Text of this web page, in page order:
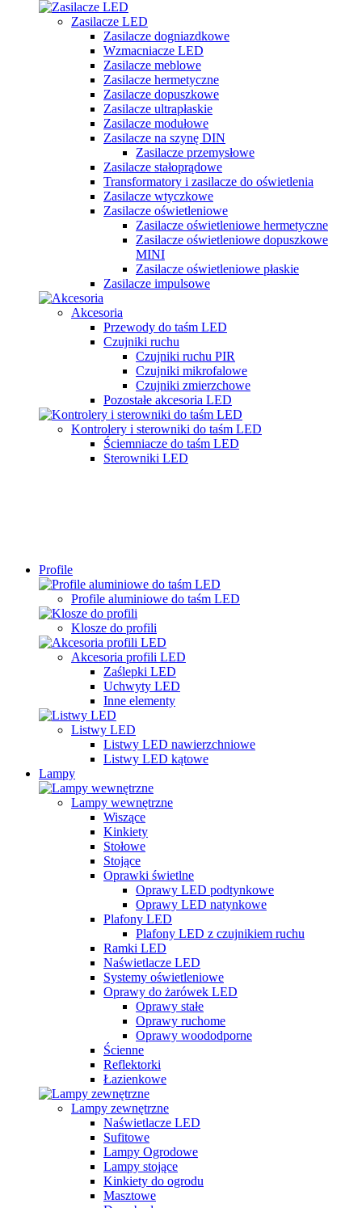
Zasilacze LED
Zasilacze dogniazdkowe
Wzmacniacze LED
Zasilacze meblowe
Zasilacze hermetyczne
Zasilacze dopuszkowe
Zasilacze ultrapłaskie
Zasilacze modułowe
Zasilacze na szynę DIN
Zasilacze przemysłowe
Zasilacze stałoprądowe
Transformatory i zasilacze do oświetlenia
Zasilacze wtyczkowe
Zasilacze oświetleniowe
Zasilacze oświetleniowe hermetyczne
Zasilacze oświetleniowe dopuszkowe
MINI
Zasilacze oświetleniowe płaskie
Zasilacze impulsowe
Akcesoria
Przewody do taśm LED
Czujniki ruchu
Czujniki ruchu PIR
Czujniki mikrofalowe
Czujniki zmierzchowe
Pozostałe akcesoria LED
Kontrolery i sterowniki do taśm LED
Ściemniacze do taśm LED
Sterowniki LED
Profile
Profile aluminiowe do taśm LED
Klosze do profili
Akcesoria profili LED
Zaślepki LED
Uchwyty LED
Inne elementy
Listwy LED
Listwy LED nawierzchniowe
Listwy LED kątowe
Lampy
Lampy wewnętrzne
Wiszące
Kinkiety
Stołowe
Stojące
Oprawki świetlne
Oprawy LED podtynkowe
Oprawy LED natynkowe
Plafony LED
Plafony LED z czujnikiem ruchu
Ramki LED
Naświetlacze LED
Systemy oświetleniowe
Oprawy do żarówek LED
Oprawy stałe
Oprawy ruchome
Oprawy woododporne
Ścienne
Reflektorki
Łazienkowe
Lampy zewnętrzne
Naświetlacze LED
Sufitowe
Lampy Ogrodowe
Lampy stojące
Kinkiety do ogrodu
Masztowe